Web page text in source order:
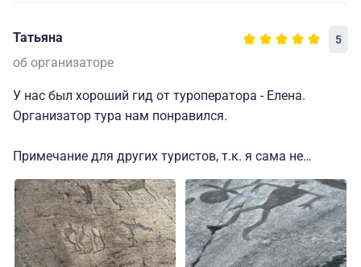
Татьяна 5
об организаторе
У нас был хороший гид от туроператора - Елена.
Организатор тура нам понравился.
Примечание для других туристов, т.к. я сама не
понимала, где я оставлю свои вещи перед Соловками
и как заберу их после Соловков, возможно, это кому-
то будет полезно: перед отъездом на Соловки вы
оставите чемоданы и другие вещи в камере хранения,
которая находится при гостинице, где вы ночуете